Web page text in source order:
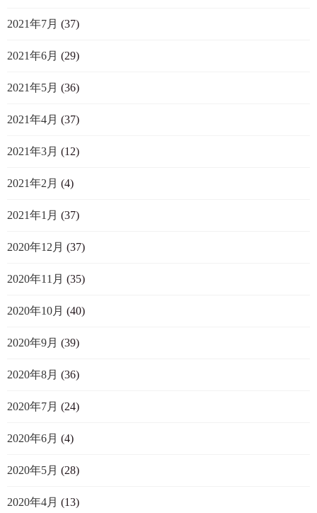
2021年7月 (37)
2021年6月 (29)
2021年5月 (36)
2021年4月 (37)
2021年3月 (12)
2021年2月 (4)
2021年1月 (37)
2020年12月 (37)
2020年11月 (35)
2020年10月 (40)
2020年9月 (39)
2020年8月 (36)
2020年7月 (24)
2020年6月 (4)
2020年5月 (28)
2020年4月 (13)